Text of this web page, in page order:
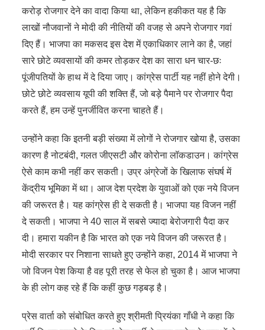
करोड़ रोजगार देने का वादा किया था, लेकिन हकीकत यह है कि
लाखों नौजवानों ने मोदी की नीतियों की वजह से अपने रोजगार गवां
दिए हैं। भाजपा का मकसद इस देश में एकाधिकार लाने का है, जहां
सारे छोटे व्यवसायों की कमर तोड़कर देश का सारा धन चार-छः
पूंजीपतियों के हाथ में दे दिया जाए। कांग्रेस पार्टी यह नहीं होने देगी।
छोटे छोटे व्यवसाय यूपी की शक्ति हैं, जो बड़े पैमाने पर रोजगार पैदा
करते हैं, हम उन्हें पुनर्जीवित करना चाहते हैं।
उन्होंने कहा कि इतनी बड़ी संख्या में लोगों ने रोजगार खोया है, उसका
कारण है नोटबंदी, गलत जीएसटी और कोरोना लॉकडाउन। कांग्रेस
ऐसे काम कभी नहीं कर सकती। उप्र अंग्रेजों के खिलाफ संघर्ष में
केंद्रीय भूमिका में था। आज देश प्रदेश के युवाओं को एक नये विजन
की जरूरत है। यह कांग्रेस ही दे सकती है। भाजपा यह विजन नहीं
दे सकती। भाजपा ने 40 साल में सबसे ज्यादा बेरोजगारी पैदा कर
दी। हमारा यकीन है कि भारत को एक नये विजन की जरूरत है।
मोदी सरकार पर निशाना साधते हुए उन्होंने कहा, 2014 में भाजपा ने
जो विजन पेश किया है वह पूरी तरह से फेल हो चुका है। आज भाजपा
के ही लोग कह रहे हैं कि कहीं कुछ गड़बड़ है।
प्रेस वार्ता को संबोधित करते हुए श्रीमती प्रियंका गाँधी ने कहा कि